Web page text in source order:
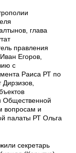
глава
правления
Егоров,
с
Раиса РТ по
Общественной
вопросам и
палаты РТ Ольга
секретарь